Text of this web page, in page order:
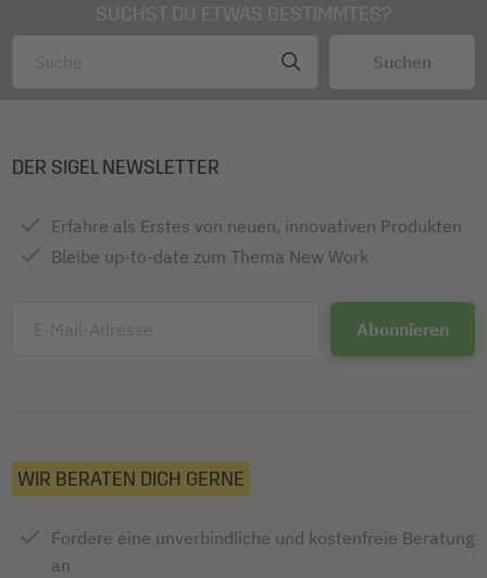
SUCHST DU ETWAS BESTIMMTES?
DER SIGEL NEWSLETTER
Erfahre als Erstes von neuen, innovativen Produkten
Bleibe up-to-date zum Thema New Work
E-Mail-Adresse
WIR BERATEN DICH GERNE
Fordere eine unverbindliche und kostenfreie Beratung
an